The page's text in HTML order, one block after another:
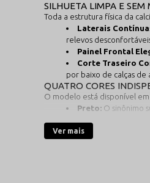
SILHUETA LIMPA E SEM
Toda a estrutura física da
Laterais
relevos
Painel Frontal
Corte Traseiro
por baixo de calças de
QUATRO CORES
O modelo está disponível
Preto: O sinônimo
Branco:
Ver mais